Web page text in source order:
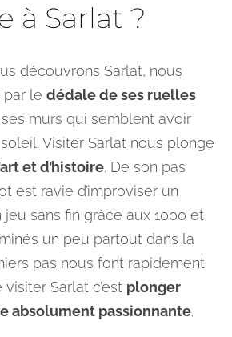
à Sarlat ?
découvrons Sarlat, nous
par le dédale de ses ruelles
murs qui semblent avoir
Visiter Sarlat nous plonge
et d’histoire. De son pas
est ravie d’improviser un
sans fin grâce aux 1000 et
un peu partout dans la
pas nous font rapidement
Sarlat c’est plonger
absolument passionnante.